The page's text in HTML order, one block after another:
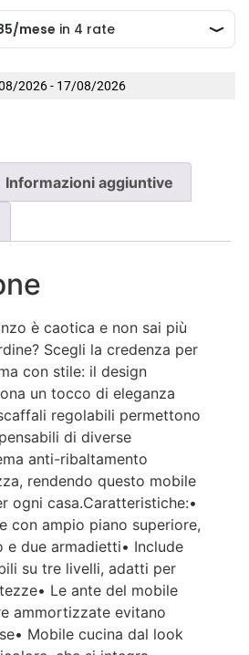
2026 - 17/08/2026
Informazioni aggiuntive
è caotica e non sai più
Scegli la credenza per
con stile: il design
un tocco di eleganza
regolabili permettono
di diverse
anti-ribaltamento
rendendo questo mobile
ogni casa.Caratteristiche:•
con ampio piano superiore,
due armadietti• Include
su tre livelli, adatti per
Le ante del mobile
ammortizzate evitano
Mobile cucina dal look